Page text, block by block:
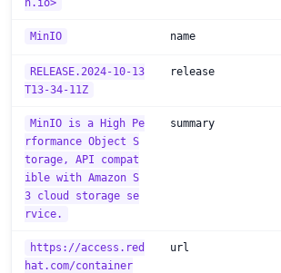
n.io>
MinIO name
RELEASE.2024-10-13
T13-34-11Z
release
MinIO is a High Pe
rformance Object S
torage, API compat
ible with Amazon S
3 cloud storage se
rvice.
summary
https://access.red
hat.com/container
url